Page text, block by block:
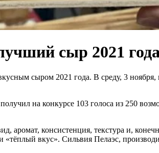
сыр 2021
сыром 2021 года. В среду, 3 ноября,
на конкурсе 103 голоса из 250
аромат, консистенция, текстура и,
вкус». Сильвия Пелаэс,